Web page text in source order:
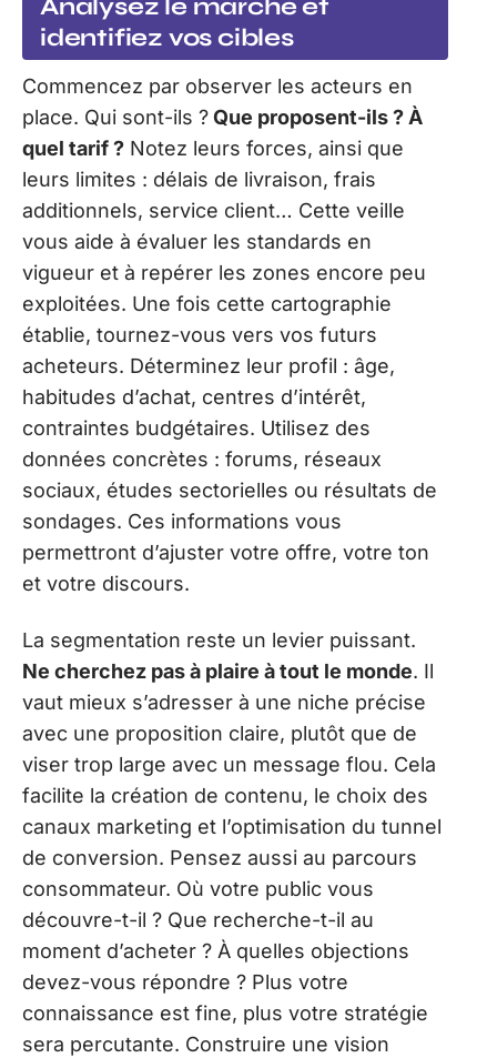
Analysez le marché et
identifiez vos cibles
Commencez par observer les acteurs en
place. Qui sont-ils ?Que proposent-ils ? À
quel tarif ? Notez leurs forces, ainsi que
leurs limites : délais de livraison, frais
additionnels, service client… Cette veille
vous aide à évaluer les standards en
vigueur et à repérer les zones encore peu
exploitées. Une fois cette cartographie
établie, tournez-vous vers vos futurs
acheteurs. Déterminez leur profil : âge,
habitudes d’achat, centres d’intérêt,
contraintes budgétaires. Utilisez des
données concrètes : forums, réseaux
sociaux, études sectorielles ou résultats de
sondages. Ces informations vous
permettront d’ajuster votre offre, votre ton
et votre discours.
La segmentation reste un levier puissant.
Ne cherchez pas à plaire à tout le monde. Il
vaut mieux s’adresser à une niche précise
avec une proposition claire, plutôt que de
viser trop large avec un message flou. Cela
facilite la création de contenu, le choix des
canaux marketing et l’optimisation du tunnel
de conversion. Pensez aussi au parcours
consommateur. Où votre public vous
découvre-t-il ? Que recherche-t-il au
moment d’acheter ? À quelles objections
devez-vous répondre ? Plus votre
connaissance est fine, plus votre stratégie
sera percutante. Construire une vision